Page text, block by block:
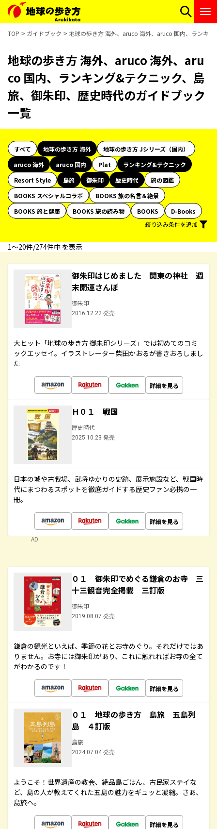
TOP ガイドブック 地球の歩き方 海外、aruco 海外、aruco 国内、ランキ
地球の歩き方 海外、aruco 海外、aru
co 国内、ランキング&テクニック、島
旅、御朱印、歴史時代のガイドブック
一覧
すべて 地球の歩き方 海外
地球の歩き方 Jシリーズ（国内）
aruco 海外
aruco 国内 Plat
ランキング&テクニック
Resort Style
島旅 御朱印 歴史時代
旅の図鑑
BOOKS スペシャルコラボ
BOOKS 旅の名言＆絶景
BOOKS 旅と健康
BOOKS 旅の読み物 BOOKS
D-Books
絞り込み条件を追加
1〜20件/274件中 を表示
御朱印はじめました 関東の神社 週
末開運さんぽ
御朱印
2016.12.22 発売
大ヒット「地球の歩き方 御朱印シリーズ」では初めてのコミ
ックエッセイ。イラストレーター柴田かおるが書きおろしまし
た
詳細を見る
Ｈ０１ 戦国
歴史時代
2025.10.23 発売
日本の城や古戦場、武将ゆかりの史跡、展示施設など、戦国時
代にまつわるスポットを徹底ガイドする歴史ファン必携の一
冊。
詳細を見る
AD
０１ 御朱印でめぐる鎌倉のお寺 三
十三観音完全掲載 三訂版
御朱印
2019.08.07 発売
鎌倉の観光といえば、季節の花とお寺めぐり。それだけではあ
りません。お寺には御朱印があり、これに触れればお寺の全て
がわかるのです！
詳細を見る
０１ 地球の歩き方 島旅 五島列
島 ４訂版
島旅
2024.07.04 発売
ようこそ！世界遺産の教会、絶品島ごはん、古民家ステイな
ど、島の人が教えてくれた五島の魅力をギュッと凝縮。さあ、
島旅へ。
詳細を見る